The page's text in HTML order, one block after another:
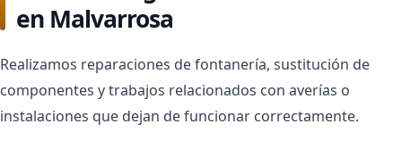
en Malvarrosa
Realizamos reparaciones de fontanería, sustitución de
componentes y trabajos relacionados con averías o
instalaciones que dejan de funcionar correctamente.